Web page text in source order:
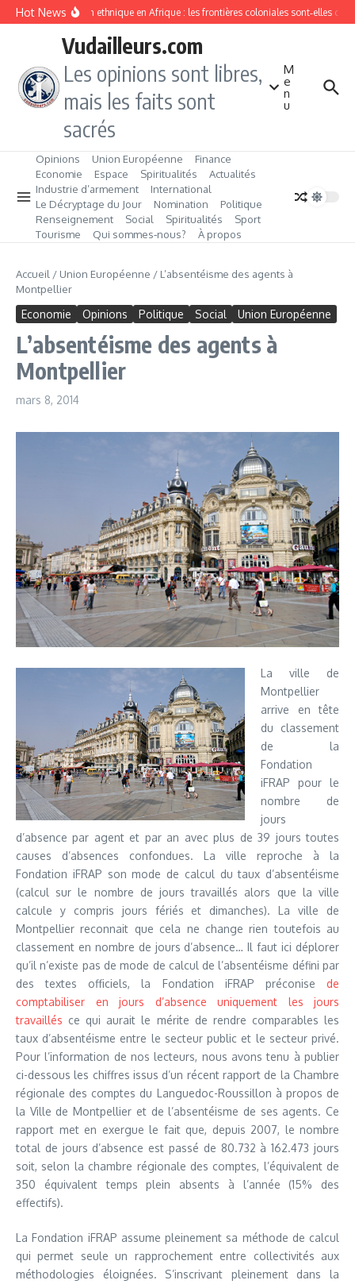
Aller au contenu
Hot NewsDivision ethnique en Afrique : les frontières coloniales sont‑elles
Vudailleurs.com
Les opinions sont libres,
mais les faits sont
sacrés
M
e
n
u
Opinions Union Européenne
Finance
Economie
Espace Spiritualités
Actualités
Industrie d’armement
International
Le Décryptage du Jour
Nomination
Politique
Renseignement
Social Spiritualités
Sport
Tourisme
Qui sommes‑nous? À propos
Accueil / Union Européenne / L’absentéisme des agents à
Montpellier
Economie Opinions Politique Social Union Européenne
L’absentéisme des agents à
Montpellier
mars 8, 2014
La ville de
Montpellier
arrive en tête
du classement
de la
Fondation
iFRAP pour le
nombre de
jours
d’absence par agent et par an avec plus de 39 jours toutes
causes d’absences confondues. La ville reproche à la
Fondation iFRAP son mode de calcul du taux d’absentéisme
(calcul sur le nombre de jours travaillés alors que la ville
calcule y compris jours fériés et dimanches). La ville de
Montpellier reconnait que cela ne change rien toutefois au
classement en nombre de jours d’absence… Il faut ici déplorer
qu’il n’existe pas de mode de calcul de l’absentéisme défini par
des textes officiels, la Fondation iFRAP préconise de
comptabiliser en jours d’absence uniquement les jours
travaillés ce qui aurait le mérite de rendre comparables les
taux d’absentéisme entre le secteur public et le secteur privé.
Pour l’information de nos lecteurs, nous avons tenu à publier
ci-dessous les chiffres issus d’un récent rapport de la Chambre
régionale des comptes du Languedoc-Roussillon à propos de
la Ville de Montpellier et de l’absentéisme de ses agents. Ce
rapport met en exergue le fait que, depuis 2007, le nombre
total de jours d’absence est passé de 80.732 à 162.473 jours
soit, selon la chambre régionale des comptes, l’équivalent de
350 équivalent temps plein absents à l’année (15% des
effectifs).
La Fondation iFRAP assume pleinement sa méthode de calcul
qui permet seule un rapprochement entre collectivités aux
méthodologies éloignées. S’inscrivant pleinement dans la